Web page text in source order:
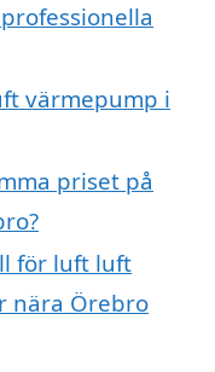
värmepump i
priset på
för luft luft
nära Örebro